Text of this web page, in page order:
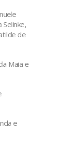
Selinke,
de
Maia e
e